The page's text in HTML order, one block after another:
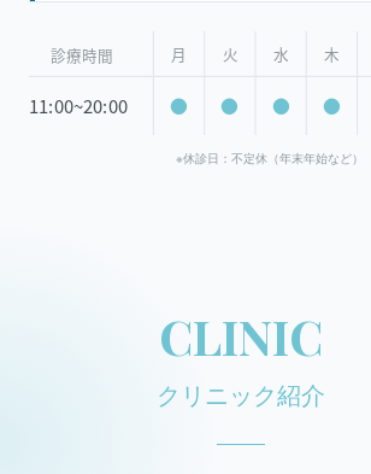
※休診日：不定休（年末年始など）
CLINIC
クリニック紹介